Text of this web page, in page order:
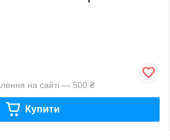
на сайті — 500 ₴
Купити